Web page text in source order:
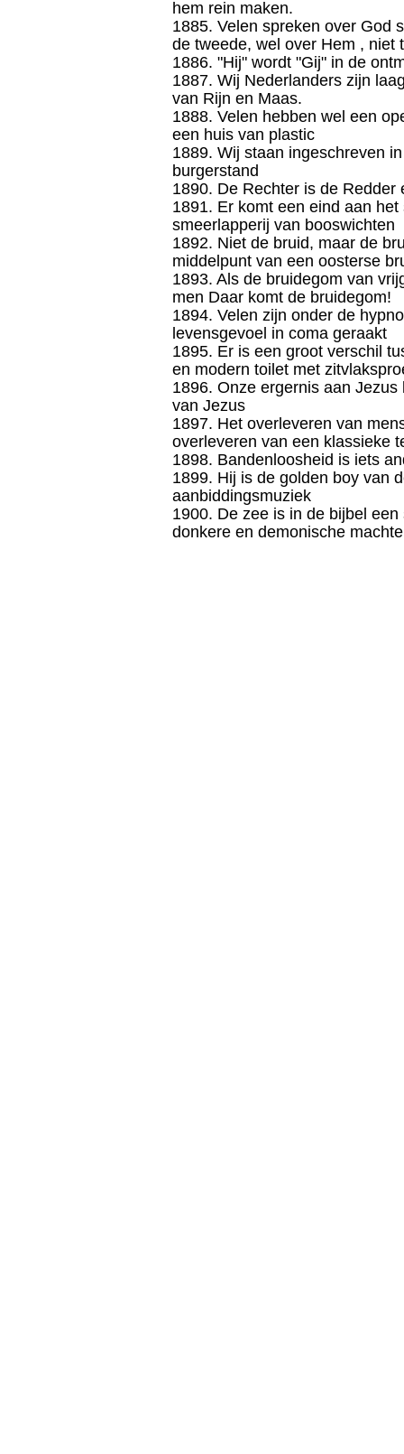
hem rein maken.
1885. Velen spreken over God
de tweede, wel over Hem , niet
1886. "Hij" wordt "Gij" in de
1887. Wij Nederlanders zijn
van Rijn en Maas.
1888. Velen hebben wel een
een huis van plastic
1889. Wij staan ingeschreven
burgerstand
1890. De Rechter is de Redder
1891. Er komt een eind aan
smeerlapperij van booswichten
1892. Niet de bruid, maar de
middelpunt van een oosterse
1893. Als de bruidegom van
men Daar komt de bruidegom!
1894. Velen zijn onder de
levensgevoel in coma geraakt
1895. Er is een groot verschil
en modern toilet met
1896. Onze ergernis aan
van Jezus
1897. Het overleveren van
overleveren van een klassieke
1898. Bandenloosheid is iets
1899. Hij is de golden boy van
aanbiddingsmuziek
1900. De zee is in de bijbel
donkere en demonische